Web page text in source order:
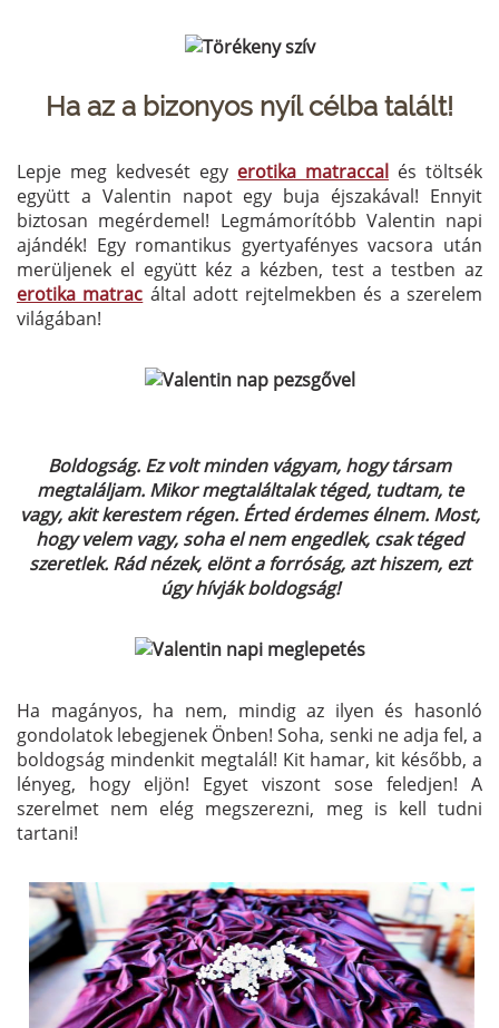
Ha az a bizonyos nyíl célba talált!
Lepje meg kedvesét egy erotika matraccal és töltsék
együtt a Valentin napot egy buja éjszakával! Ennyit
biztosan megérdemel! Legmámorítóbb Valentin napi
ajándék! Egy romantikus gyertyafényes vacsora után
merüljenek el együtt kéz a kézben, test a testben az
erotika matrac által adott rejtelmekben és a szerelem
világában!
Boldogság. Ez volt minden vágyam, hogy társam
megtaláljam. Mikor megtaláltalak téged, tudtam, te
vagy, akit kerestem régen. Érted érdemes élnem. Most,
hogy velem vagy, soha el nem engedlek, csak téged
szeretlek. Rád nézek, elönt a forróság, azt hiszem, ezt
úgy hívják boldogság!
Ha magányos, ha nem, mindig az ilyen és hasonló
gondolatok lebegjenek Önben! Soha, senki ne adja fel, a
boldogság mindenkit megtalál! Kit hamar, kit később, a
lényeg, hogy eljön! Egyet viszont sose feledjen! A
szerelmet nem elég megszerezni, meg is kell tudni
tartani!